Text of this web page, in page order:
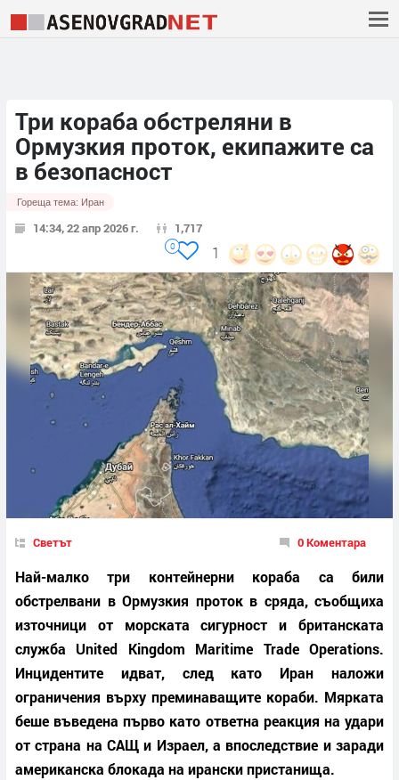
Три кораба обстреляни в
Ормузкия проток, екипажите са
в безопасност
Гореща тема: Иран
14:34, 22 апр 2026 г. 1,717
1
0
Светът 0 Коментара
Най-малко три контейнерни кораба са били
обстрелвани в Ормузкия проток в сряда, съобщиха
източници от морската сигурност и британската
служба United Kingdom Maritime Trade Operations.
Инцидентите идват, след като Иран наложи
ограничения върху преминаващите кораби. Мярката
беше въведена първо като ответна реакция на удари
от страна на САЩ и Израел, а впоследствие и заради
американска блокада на ирански пристанища.